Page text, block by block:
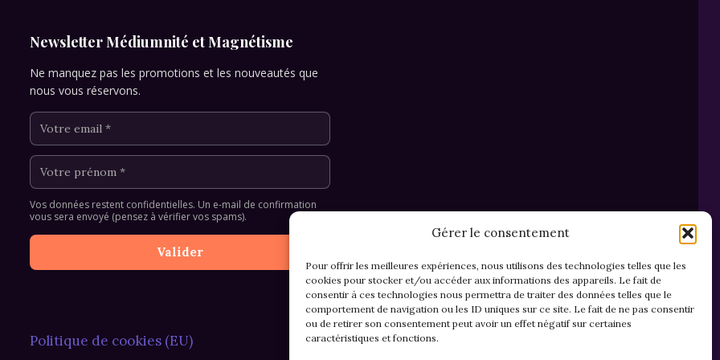
Gérer le consentement
Pour offrir les meilleures expériences, nous utilisons des technologies telles que les
cookies pour stocker et/ou accéder aux informations des appareils. Le fait de
consentir à ces technologies nous permettra de traiter des données telles que le
comportement de navigation ou les ID uniques sur ce site. Le fait de ne pas consentir
ou de retirer son consentement peut avoir un effet négatif sur certaines
caractéristiques et fonctions.
Newsletter Médiumnité et Magnétisme
Ne manquez pas les promotions et les nouveautés que
nous vous réservons.
Vos données restent confidentielles. Un e-mail de confirmation
vous sera envoyé (pensez à vérifier vos spams).
Politique de cookies (EU) Mentions légales & confidentialité